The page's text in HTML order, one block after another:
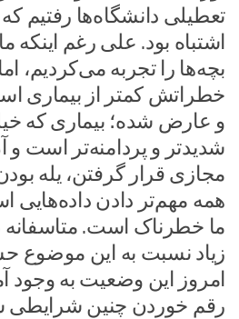
تعطیلی دانشگاه‌ها رفتیم
اشتباه بود. علی رغم اینکه
بچه‌ها را تجربه می‌کردیم،
خطراتش کمتر از بیماری
و عارض شده؛ بیماری که
شدیدتر و پردامنه‌تر است
مجازی قرار گرفتن، یله
همه مهم‌تر دادن داده‌هایی
ما خطرناک است.
زیاد نسبت به این موضوع
امروز این وضعیت به
رقم خوردن چنین